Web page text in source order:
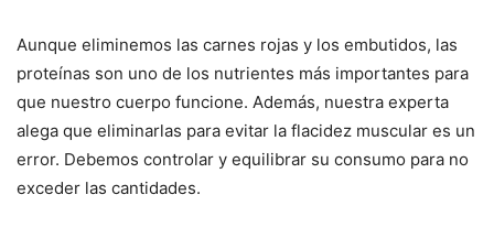
Aunque eliminemos las carnes rojas y los embutidos, las
proteínas son uno de los nutrientes más importantes para
que nuestro cuerpo funcione. Además, nuestra experta
alega que eliminarlas para evitar la flacidez muscular es un
error. Debemos controlar y equilibrar su consumo para no
exceder las cantidades.